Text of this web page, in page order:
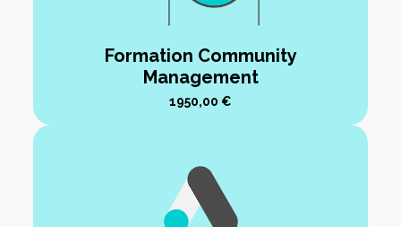
Formation Community
Management
1950,00 €